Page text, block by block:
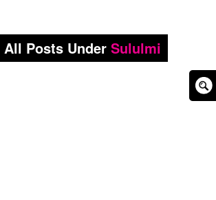
All Posts Under Sululmi